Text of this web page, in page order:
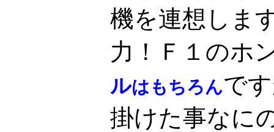
機を連想しま
力！Ｆ１のホ
ルはもちろんで
掛けた事なに